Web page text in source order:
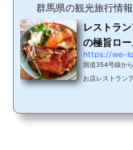
群馬県の観光旅行情
レストラ
の極旨ロ
https://we-
国道354号線か
お店レストラン
交差点。4つの